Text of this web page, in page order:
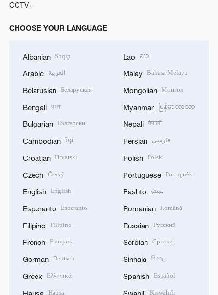
CCTV+
CHOOSE YOUR LANGUAGE
Albanian Shqip
Arabic العربية
Belarusian Беларуская
Bengali বাংলা
Bulgarian Български
Cambodian ខ្មែរ
Croatian Hrvatski
Czech Český
English English
Esperanto Esperanto
Filipino Filipino
French Français
German Deutsch
Greek Ελληνικά
Hausa Hausa
Lao ລາວ
Malay Bahasa Melayu
Mongolian Монгол
Myanmar မြန်မာဘာသာ
Nepali नेपाली
Persian فارسی
Polish Polski
Portuguese Português
Pashto پښتو
Romanian Română
Russian Русский
Serbian Српски
Sinhala සිංහල
Spanish Español
Swahili Kiswahili